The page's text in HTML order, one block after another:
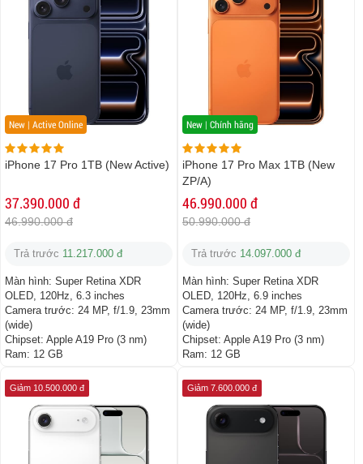
New | Active Online
iPhone 17 Pro 1TB (New Active)
37.390.000 đ
46.990.000 đ
Trả trước 11.217.000 đ
Màn hình: Super Retina XDR
OLED, 120Hz, 6.3 inches
Camera trước: 24 MP, f/1.9, 23mm
(wide)
Chipset: Apple A19 Pro (3 nm)
Ram: 12 GB
New | Chính hãng
iPhone 17 Pro Max 1TB (New
ZP/A)
46.990.000 đ
50.990.000 đ
Trả trước 14.097.000 đ
Màn hình: Super Retina XDR
OLED, 120Hz, 6.9 inches
Camera trước: 24 MP, f/1.9, 23mm
(wide)
Chipset: Apple A19 Pro (3 nm)
Ram: 12 GB
Giảm 10.500.000 đ Giảm 7.600.000 đ